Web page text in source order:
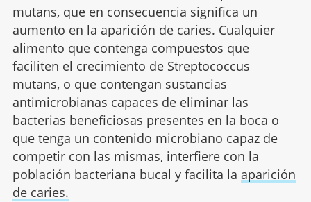
mutans, que en consecuencia significa un
aumento en la aparición de caries. Cualquier
alimento que contenga compuestos que
faciliten el crecimiento de Streptococcus
mutans, o que contengan sustancias
antimicrobianas capaces de eliminar las
bacterias beneficiosas presentes en la boca o
que tenga un contenido microbiano capaz de
competir con las mismas, interfiere con la
población bacteriana bucal y facilita la aparición
de caries.